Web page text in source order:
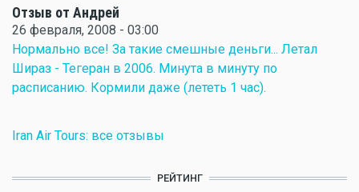
Отзыв от Андрей
26 февраля, 2008 - 03:00
Нормально все! За такие смешные деньги... Летал
Шираз - Тегеран в 2006. Минута в минуту по
расписанию. Кормили даже (лететь 1 час).
Iran Air Tours: все отзывы
РЕЙТИНГ